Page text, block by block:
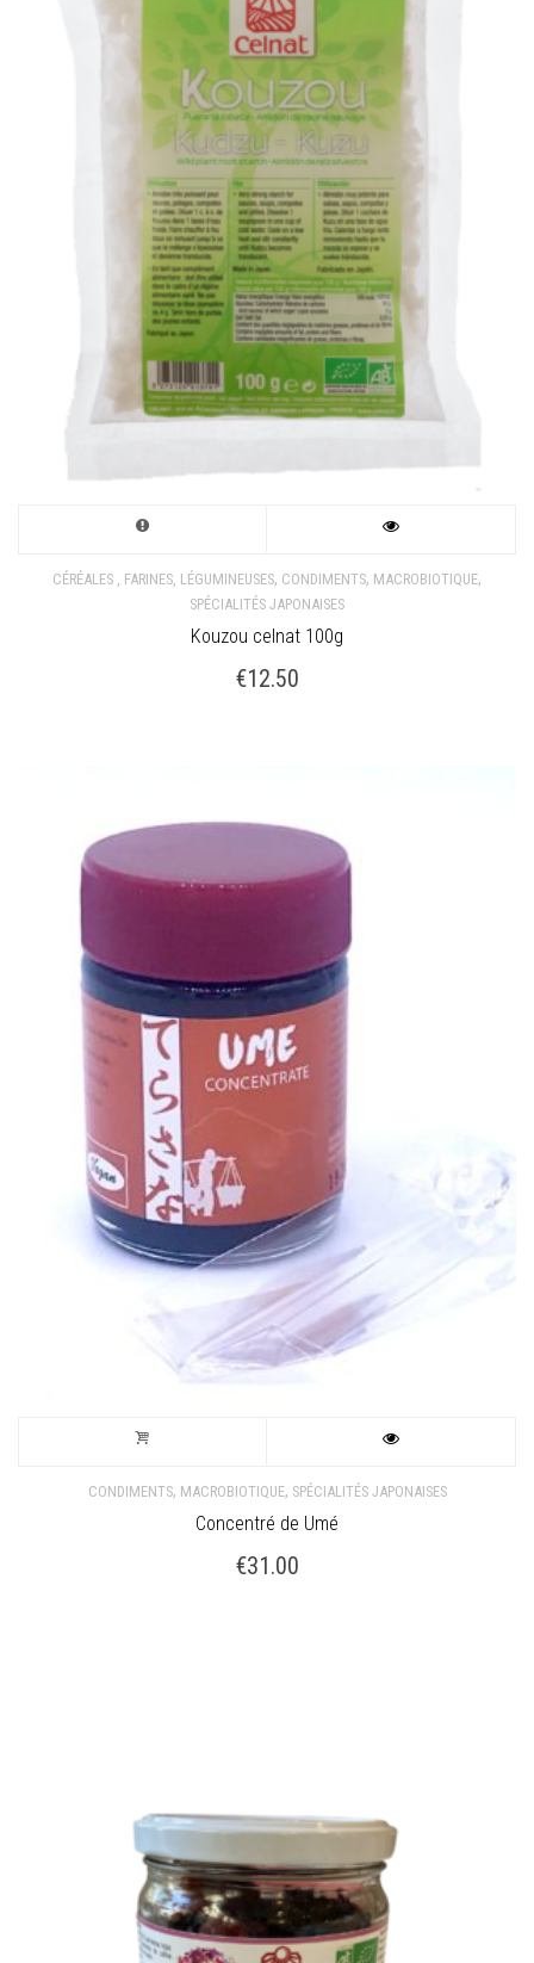
CÉRÉALES , FARINES, LÉGUMINEUSES, CONDIMENTS, MACROBIOTIQUE,
SPÉCIALITÉS JAPONAISES
Kouzou celnat 100g
€12.50
CONDIMENTS, MACROBIOTIQUE, SPÉCIALITÉS JAPONAISES
Concentré de Umé
€31.00